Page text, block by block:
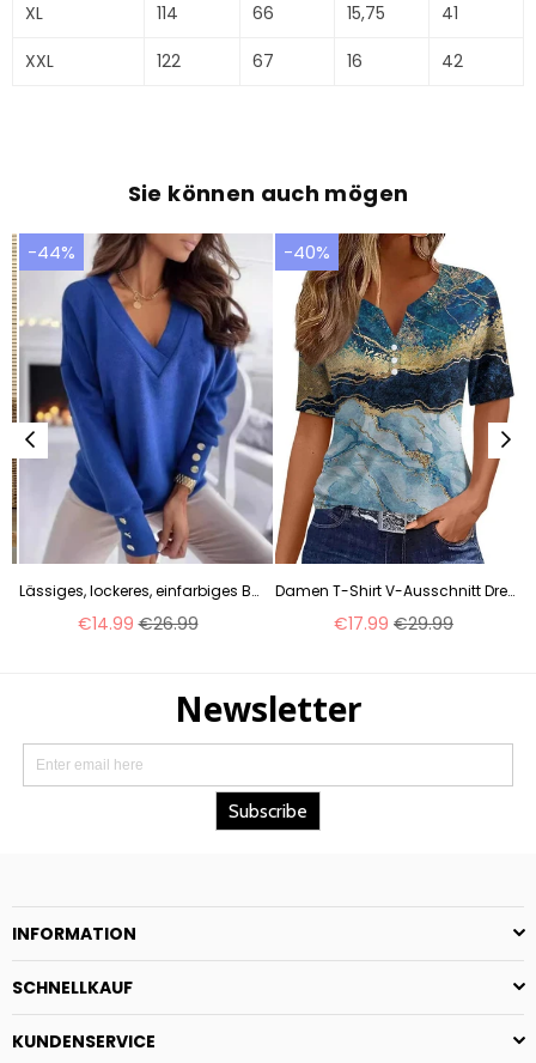
XL
114 66 15,75
41
XXL
122 67 16 42
Sie können auch mögen
-44%
Lässiges, lockeres, einfarbiges Button-Down-T-Shirt mit V-Ausschnitt und langen Ärmeln für Damen m300410
Normaler
€14.99 €26.99
-40%
Damen T-Shirt V-Ausschnitt Drei-Knopf 3D-Druck Kurzarm m300477
Normaler
€17.99 €29.99
INFORMATION
SCHNELLKAUF
KUNDENSERVICE